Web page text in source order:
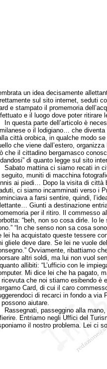
un idea decisamente
sul sito internet, seduti
e stampato il promemoria
e il luogo dove poter ritirare
questa parte dell’articolo è
o il lodigiano… che diventa
città orobica, in qualche modo
che viene dall’estero,
che il cittadino bergamasco
di quanto legge sul sito
mattina ci siamo recati in
seguito, muniti di macchina
ai piedi… Dopo la visita di città
ci siamo incamminati verso i
a farsi sentire, quindi,
Giunti a destinazione
per il ritiro. Il commesso
“beh, non so cosa dirle. Io
“In che senso non sa cosa
lei ha acquistato queste tessere
gliele deve dare. Se lei ne vuole
Ovviamente, ribattiamo
altri soldi, ma lui non vuol
allibiti: “L’ufficio con le
Mi dice lei che ha pagato,
ricevuta che noi stiamo esibendo è
Card, di cui il caro
di recarci in fondo a via
aiutare.
passeggino alla mano,
Entriamo negli Uffici del
il nostro problema. Lei ci